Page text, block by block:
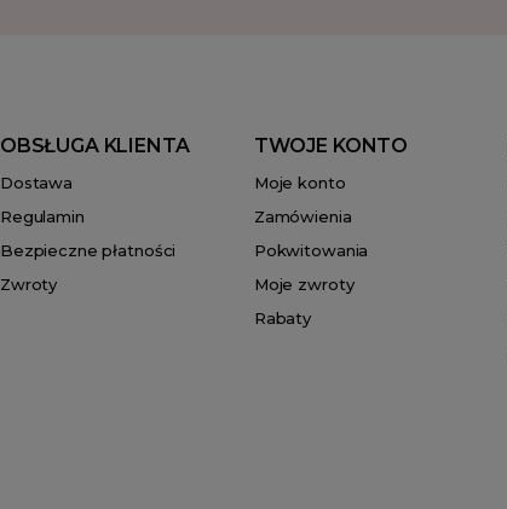
OBSŁUGA KLIENTA
Dostawa
Regulamin
Bezpieczne płatności
Zwroty
TWOJE KONTO
Moje konto
Zamówienia
Pokwitowania
Moje zwroty
Rabaty